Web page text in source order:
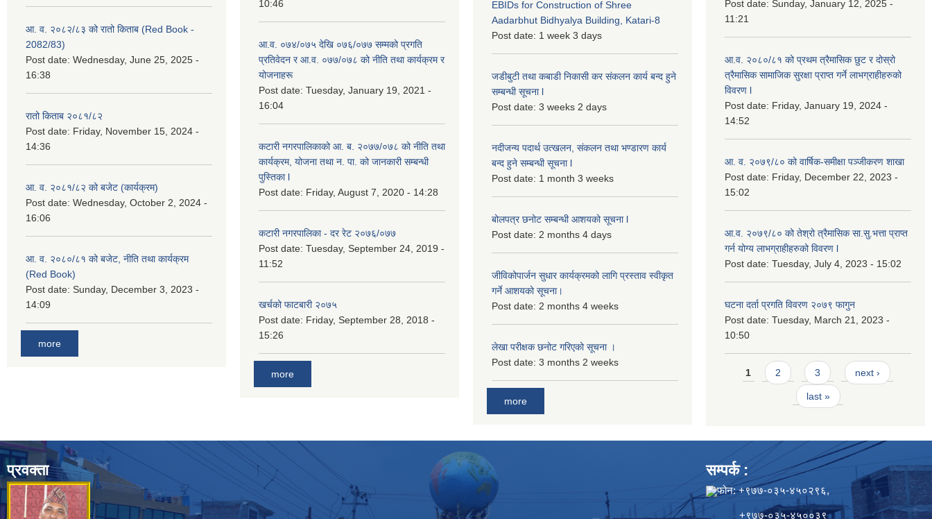
आ. व. २०८२/८३ को रातो किताब (Red Book -
2082/83)
Post date: Wednesday, June 25, 2025 -
16:38
रातो किताब २०८१/८२
Post date: Friday, November 15, 2024 -
14:36
आ. व. २०८१/८२ को बजेट (कार्यक्रम)
Post date: Wednesday, October 2, 2024 -
16:06
आ. व. २०८०/८१ को बजेट, नीति तथा कार्यक्रम
(Red Book)
Post date: Sunday, December 3, 2023 -
14:09
more
10:46
आ.व. ०७४/०७५ देखि ०७६/०७७ सम्मको प्रगति
प्रतिवेदन र आ.व. ०७७/०७८ को नीति तथा कार्यक्रम र
योजनाहरू
Post date: Tuesday, January 19, 2021 -
16:04
कटारी नगरपालिकाको आ. ब. २०७७/०७८ को नीति तथा
कार्यक्रम, योजना तथा न. पा. को जानकारी सम्बन्धी
पुस्तिका l
Post date: Friday, August 7, 2020 - 14:28
कटारी नगरपालिका - दर रेट २०७६/०७७
Post date: Tuesday, September 24, 2019 -
11:52
खर्चको फाटबारी २०७५
Post date: Friday, September 28, 2018 -
15:26
more
EBIDs for Construction of Shree
Aadarbhut Bidhyalya Building, Katari-8
Post date: 1 week 3 days
जडीबुटी तथा कबाडी निकासी कर संकलन कार्य बन्द हुने
सम्बन्धी सूचना l
Post date: 3 weeks 2 days
नदीजन्य पदार्थ उत्खलन, संकलन तथा भण्डारण कार्य
बन्द हुने सम्बन्धी सूचना l
Post date: 1 month 3 weeks
बोलपत्र छनोट सम्बन्धी आशयको सूचना l
Post date: 2 months 4 days
जीविकोपार्जन सुधार कार्यक्रमको लागि प्रस्ताव स्वीकृत
गर्ने आशयको सूचना।
Post date: 2 months 4 weeks
लेखा परीक्षक छनोट गरिएको सूचना ।
Post date: 3 months 2 weeks
more
Post date: Sunday, January 12, 2025 -
11:21
आ.व. २०८०/८१ को प्रथम त्रैमासिक छुट र दोस्रो
त्रैमासिक सामाजिक सुरक्षा प्राप्त गर्ने लाभग्राहीहरुको
विवरण l
Post date: Friday, January 19, 2024 -
14:52
आ. व. २०७९/८० को वार्षिक-समीक्षा पञ्जीकरण शाखा
Post date: Friday, December 22, 2023 -
15:02
आ.व. २०७९/८० को तेश्रो त्रैमासिक सा.सु.भ‍त्ता प्राप्त
गर्न योग्य लाभग्राहीहरुको विवरण l
Post date: Tuesday, July 4, 2023 - 15:02
घटना दर्ता प्रगति विवरण २०७९ फागुन
Post date: Tuesday, March 21, 2023 -
10:50
Pages
1 2 3 next ›
last »
प्रवक्ता सम्पर्क :
फोन: +९७७-०३५-४५०२९६,
+९७७-०३५-४५००३९